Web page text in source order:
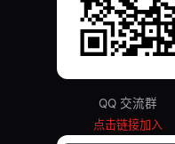
QQ 交流群
点击链接加入